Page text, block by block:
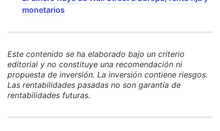
monetarios
Este contenido se ha elaborado bajo un criterio
editorial y no constituye una recomendación ni
propuesta de inversión. La inversión contiene riesgos.
Las rentabilidades pasadas no son garantía de
rentabilidades futuras.